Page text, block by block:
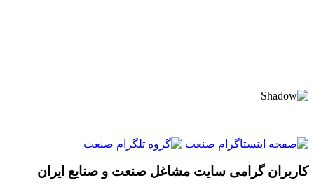
کاربران گرامی سایت مشاغل صنعت و صنایع ایران